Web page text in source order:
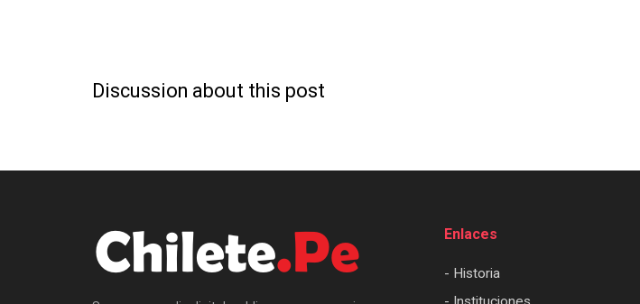
Discussion about this post
Enlaces
- Historia